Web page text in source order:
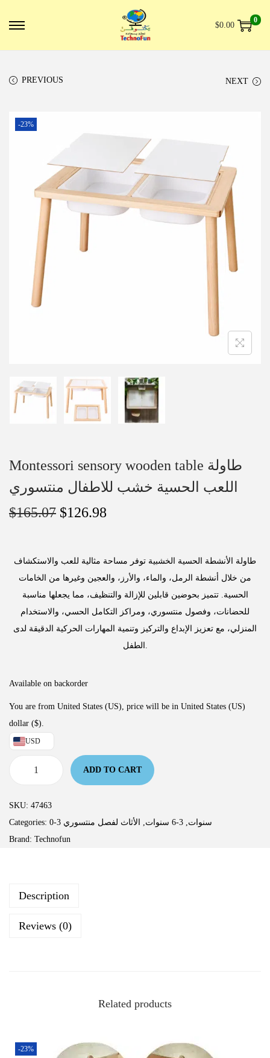
$0.00
0
PREVIOUS NEXT
-23%
Montessori sensory wooden table طاولة
اللعب الحسية خشب للاطفال منتسوري
$165.07 $126.98
طاولة الأنشطة الحسية الخشبية توفر مساحة مثالية للعب والاستكشاف
من خلال أنشطة الرمل، والماء، والأرز، والعجين وغيرها من الخامات
الحسية. تتميز بحوضين قابلين للإزالة والتنظيف، مما يجعلها مناسبة
للحضانات، وفصول منتسوري، ومراكز التكامل الحسي، والاستخدام
المنزلي، مع تعزيز الإبداع والتركيز وتنمية المهارات الحركية الدقيقة لدى
الطفل.
Available on backorder
You are from United States (US), price will be in United States (US)
dollar ($).
USD
ADD TO CART
SKU: 47463
Categories:
0-3 سنوات, 3-6 سنوات ,
الأثاث لفصل منتسوري
Brand: Technofun
Description
Reviews (0)
Related products
-23%